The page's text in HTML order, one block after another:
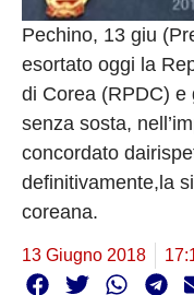
Pechino, 13 giu
esortato oggi la
di Corea (RPDC) e
senza sosta,
concordato
definitivamente,la
coreana.
13 Giugno 2018